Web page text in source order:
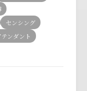
センシング
テンダント